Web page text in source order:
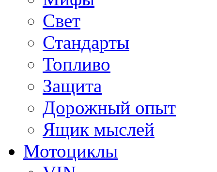
Свет
Стандарты
Топливо
Защита
Дорожный опыт
Ящик мыслей
Мотоциклы